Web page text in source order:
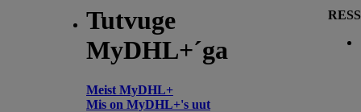
Tutvuge
MyDHL+´ga
Meist MyDHL+
Mis on MyDHL+'s uut